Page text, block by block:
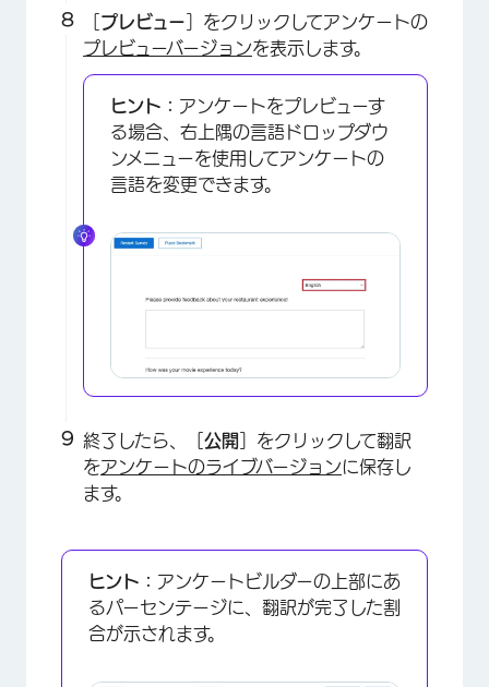
プレビュー ］をクリックしてアンケートの
プレビューバージョンを表示します。
ヒント： アンケートをプレビューす
る場合、右上隅の言語ドロップダウ
ンメニューを使用してアンケートの
言語を変更できます。
終了したら、［ 公開
］をクリックして翻訳
をアンケートのライブバージョンに保存し
ます。
ヒント： アンケートビルダーの上部にあ
るパーセンテージに、翻訳が完了した割
合が示されます。